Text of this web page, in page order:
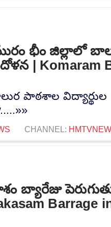
భీం జిల్లాలో
| Komaram
పాఠశాల విద్యార్థుల
CHANNEL:
బ్యారేజు
Barrage